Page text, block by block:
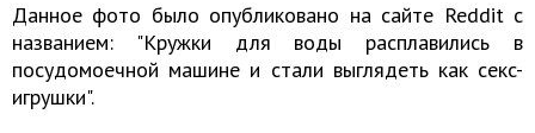
Данное фото было опубликовано на сайте Reddit с
названием: "Кружки для воды расплавились в
посудомоечной машине и стали выглядеть как ceкc-
игрушки".